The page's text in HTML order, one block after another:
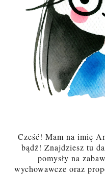
Cześć! Mam na imię
bądź! Znajdziesz tu
pomysły na
wychowawcze oraz